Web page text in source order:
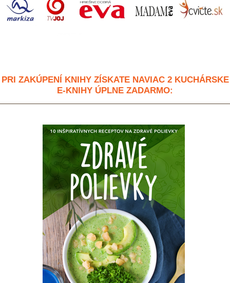
PRI ZAKÚPENÍ KNIHY ZÍSKATE NAVIAC 2 KUCHÁRSKE
E-KNIHY ÚPLNE ZADARMO: